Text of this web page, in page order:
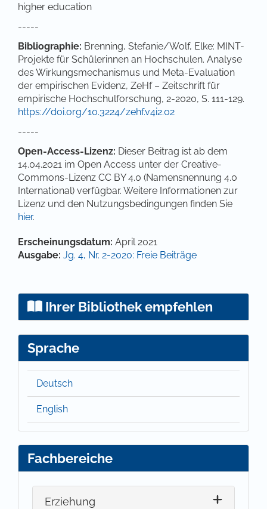
higher education
-----
Bibliographie: Brenning, Stefanie/Wolf, Elke: MINT-
Projekte für Schülerinnen an Hochschulen. Analyse
des Wirkungsmechanismus und Meta-Evaluation
der empirischen Evidenz, ZeHf – Zeitschrift für
empirische Hochschulforschung, 2-2020, S. 111-129.
https://doi.org/10.3224/zehf.v4i2.02
-----
Open-Access-Lizenz: Dieser Beitrag ist ab dem
14.04.2021 im Open Access unter der Creative-
Commons-Lizenz CC BY 4.0 (Namensnennung 4.0
International) verfügbar. Weitere Informationen zur
Lizenz und den Nutzungsbedingungen finden Sie
hier.
Artikel-Details
Erscheinungsdatum: April 2021
Ausgabe: Jg. 4, Nr. 2-2020: Freie Beiträge
Ihrer Bibliothek empfehlen
Sprache
Deutsch
English
Fachbereiche
Erziehung